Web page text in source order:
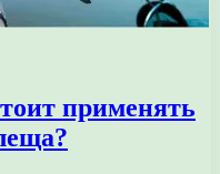
применять